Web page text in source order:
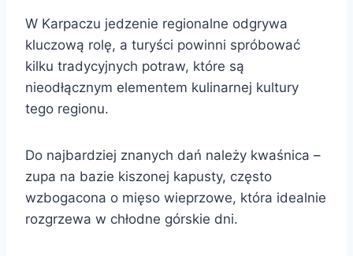
W Karpaczu jedzenie regionalne odgrywa
kluczową rolę, a turyści powinni spróbować
kilku tradycyjnych potraw, które są
nieodłącznym elementem kulinarnej kultury
tego regionu.
Do najbardziej znanych dań należy kwaśnica –
zupa na bazie kiszonej kapusty, często
wzbogacona o mięso wieprzowe, która idealnie
rozgrzewa w chłodne górskie dni.